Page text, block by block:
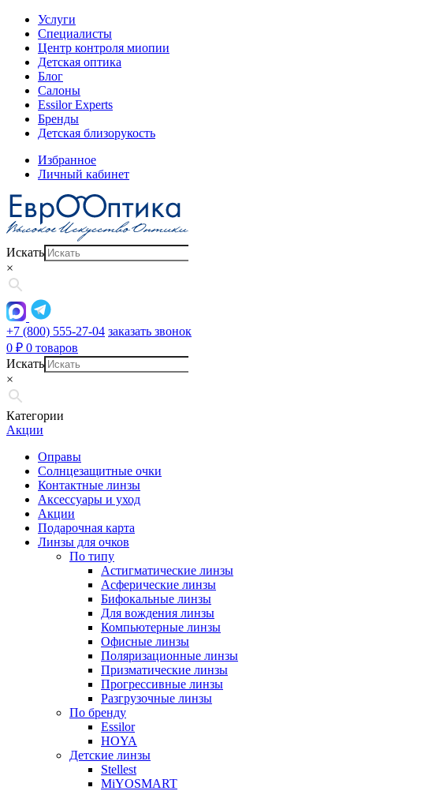
Услуги
Специалисты
Центр контроля миопии
Детская оптика
Блог
Салоны
Essilor Experts
Бренды
Детская близорукость
Избранное
Личный кабинет
Искать
×
+7 (800) 555-27-04 заказать звонок
0 ₽ 0 товаров
Искать
×
Категории
Акции
Оправы
Солнцезащитные очки
Контактные линзы
Аксессуары и уход
Акции
Подарочная карта
Линзы для очков
По типу
Астигматические линзы
Асферические линзы
Бифокальные линзы
Для вождения линзы
Компьютерные линзы
Офисные линзы
Поляризационные линзы
Призматические линзы
Прогрессивные линзы
Разгрузочные линзы
По бренду
Essilor
HOYA
Детские линзы
Stellest
MiYOSMART